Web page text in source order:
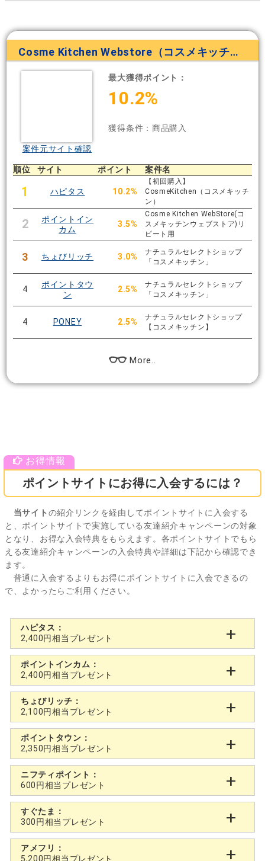
Cosme Kitchen Webstore（コスメキッチンウェブストア）
案件元サイト確認
最大獲得ポイント：
10.2%
獲得条件：商品購入
順位 サイト ポイント 案件名
1 ハピタス 10.2%
【初回購入】
CosmeKitchen（コスメキッチ
ン）
2
ポイントイン
カム
3.5%
Cosme Kitchen WebStore(コ
スメキッチンウェブストア)リ
ピート用
3 ちょびリッチ 3.0%
ナチュラルセレクトショップ
「コスメキッチン」
4
ポイントタウ
ン
2.5%
ナチュラルセレクトショップ
「コスメキッチン」
4 PONEY 2.5%
ナチュラルセレクトショップ
【コスメキッチン】
More..
ポイントサイトにお得に入会するには？
当サイト の紹介リンクを経由してポイントサイトに入会する
と、ポイントサイトで実施している友達紹介キャンペーンの対象
となり、お得な入会特典をもらえます。各ポイントサイトでもら
える友達紹介キャンペーンの入会特典や詳細は下記から確認でき
ます。
普通に入会するよりもお得にポイントサイトに入会できるの
で、よかったらご利用ください。
ハピタス：
2,400円相当プレゼント
ポイントインカム：
2,400円相当プレゼント
ちょびリッチ：
2,100円相当プレゼント
ポイントタウン：
2,350円相当プレゼント
ニフティポイント：
600円相当プレゼント
すぐたま：
300円相当プレゼント
アメフリ：
5,200円相当プレゼント